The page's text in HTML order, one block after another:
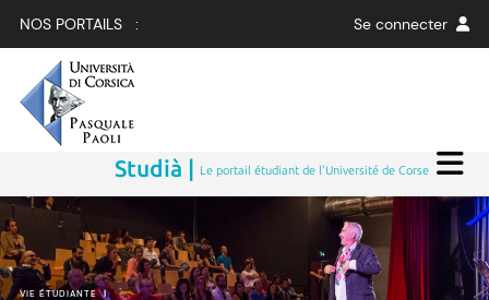
NOS PORTAILS : Se connecter
Studià | Le portail étudiant de l'Université de Corse
VIE ÉTUDIANTE|